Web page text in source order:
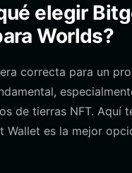
elegir
Worlds?
correcta para un
de tierras NFT. Aquí
Wallet es la mejor